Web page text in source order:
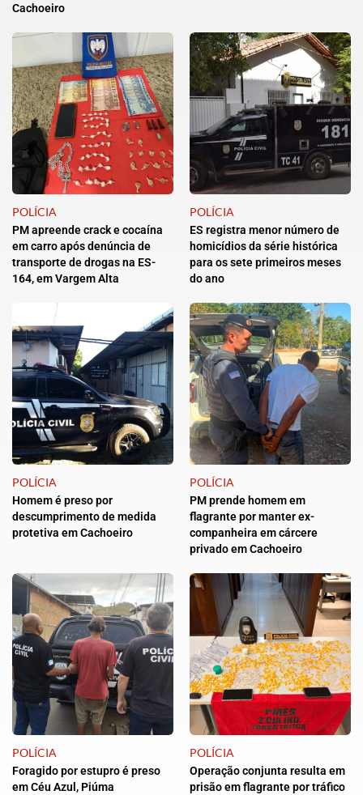
Cachoeiro
POLÍCIA
PM apreende crack e cocaína
em carro após denúncia de
transporte de drogas na ES-
164, em Vargem Alta
POLÍCIA
ES registra menor número de
homicídios da série histórica
para os sete primeiros meses
do ano
POLÍCIA
Homem é preso por
descumprimento de medida
protetiva em Cachoeiro
POLÍCIA
PM prende homem em
flagrante por manter ex-
companheira em cárcere
privado em Cachoeiro
POLÍCIA
Foragido por estupro é preso
em Céu Azul, Piúma
POLÍCIA
Operação conjunta resulta em
prisão em flagrante por tráfico